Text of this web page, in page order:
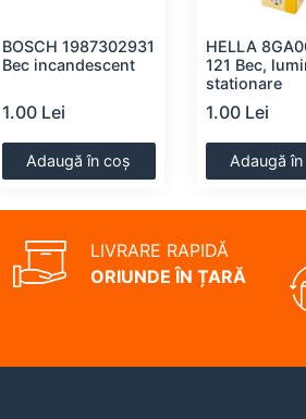
BOSCH 1987302931
Bec incandescent
1.00 Lei
Adaugă în coș
HELLA
121 Bec,
stationare
1.00 Lei
Adaugă
LIVRARE RAPIDĂ
ORIUNDE ÎN ȚARĂ